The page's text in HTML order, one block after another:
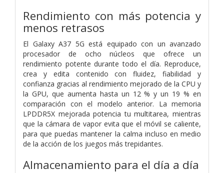
Rendimiento con más potencia y
menos retrasos
El Galaxy A37 5G está equipado con un avanzado
procesador de ocho núcleos que ofrece un
rendimiento potente durante todo el día. Reproduce,
crea y edita contenido con fluidez, fiabilidad y
confianza gracias al rendimiento mejorado de la CPU y
la GPU, que aumenta hasta un 12 % y un 19 % en
comparación con el modelo anterior. La memoria
LPDDR5X mejorada potencia tu multitarea, mientras
que la cámara de vapor evita que el móvil se caliente,
para que puedas mantener la calma incluso en medio
de la acción de los juegos más trepidantes.
Almacenamiento para el día a día